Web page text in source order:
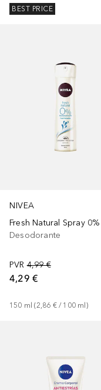
BEST PRICE
NIVEA
Desodorante
PVR 4,99 €
4,29 €
150 ml (2,86 € / 100 ml)